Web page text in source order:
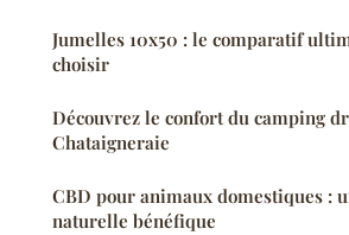
Jumelles 10x50 : le comparatif
choisir
Découvrez le confort du camping
Chataigneraie
CBD pour animaux domestiques :
naturelle bénéfique